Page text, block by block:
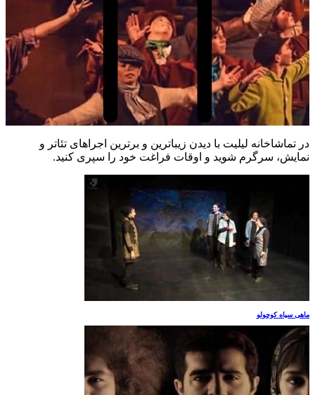
در تماشاخانه لیلیت با دیدن زیباترین و برترین اجراهای تئاتر و
نمایش، سرگرم شوید و اوقات فراغت خود را سپری کنید.
ماهی سیاه کوچولو